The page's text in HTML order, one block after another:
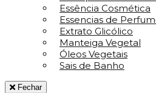
Essência Cosmética
Essencias de
Extrato Glicólico
Manteiga Vegetal
Óleos Vegetais
Sais de Banho
Fechar